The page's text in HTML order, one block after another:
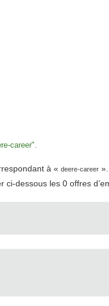
career".
à « deere-career ».
dessous les 0 offres